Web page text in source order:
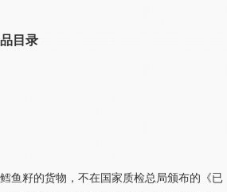
目录
鱼籽的货物，不在国家质检总局颁布的《已